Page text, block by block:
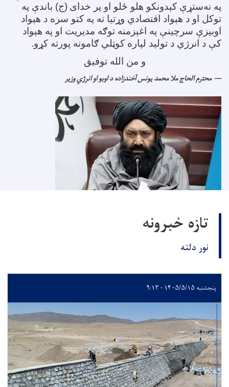
په نه‌ستړې کېدونکو هلو ځلو او پر خدای (ج) باندې په
توکل او د هېواد اقتصادي وړتیا ته په کتو سره د هېواد
اوبیزې سرچینې په اغېزمنه توګه مدیریت او په هېواد
کې د انرژي د تولید لپاره کوټلي ګامونه پورته کړو.
و من الله توفیق
محترم الحاج ملا محمد یونس آخندزاده د اوبو او انرژي وزیر
تازه خبرونه
نور دلته
پنجشنبه ۱۴۰۵/۵/۱۵ - ۹:۱۳